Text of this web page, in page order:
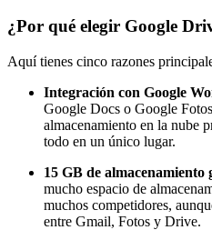
¿Por qué elegir Google
Aquí tienes cinco razones
Integración con Google
Google Docs o Google
almacenamiento en la nube
todo en un único lugar.
15 GB de almacenamiento
mucho espacio de
muchos competidores,
entre Gmail, Fotos y Drive.